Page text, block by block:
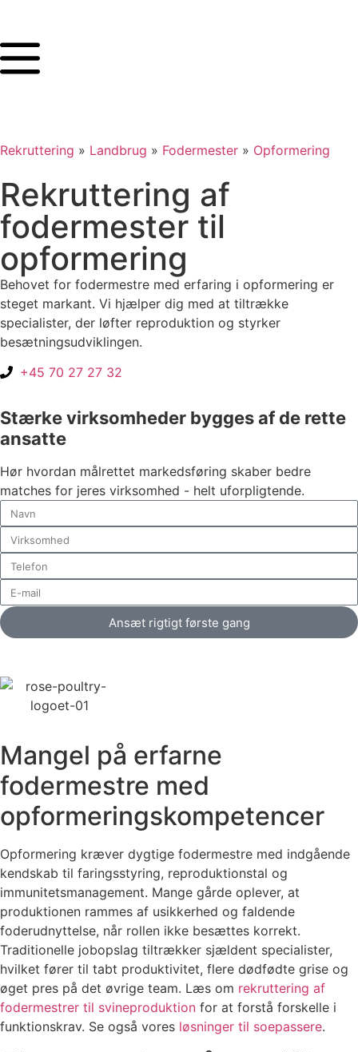
Rekruttering » Landbrug » Fodermester » Opformering
Rekruttering af
fodermester til
opformering
Behovet for fodermestre med erfaring i opformering er
steget markant. Vi hjælper dig med at tiltrække
specialister, der løfter reproduktion og styrker
besætningsudviklingen.
+45 70 27 27 32
Stærke virksomheder bygges af de rette
ansatte
Hør hvordan målrettet markedsføring skaber bedre
matches for jeres virksomhed - helt uforpligtende.
Ansæt rigtigt første gang
Mangel på erfarne
fodermestre med
opformeringskompetencer
Opformering kræver dygtige fodermestre med indgående
kendskab til faringsstyring, reproduktionstal og
immunitetsmanagement. Mange gårde oplever, at
produktionen rammes af usikkerhed og faldende
foderudnyttelse, når rollen ikke besættes korrekt.
Traditionelle jobopslag tiltrækker sjældent specialister,
hvilket fører til tabt produktivitet, flere dødfødte grise og
øget pres på det øvrige team. Læs om rekruttering af
fodermestrer til svineproduktion for at forstå forskelle i
funktionskrav. Se også vores løsninger til soepassere.